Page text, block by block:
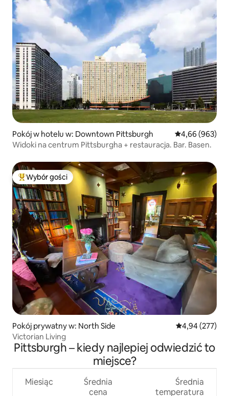
Pokój w hotelu w: Downtown Pittsburgh Średnia
4,66 (963)
Widoki na centrum Pittsburgha + restauracja. Bar. Basen.
Najpopularniejsze z kategorii Wybór gości
Wybór gości
Pokój prywatny w: North Side Średnia
4,94 (277)
Victorian Living
Pittsburgh – kiedy najlepiej odwiedzić to
miejsce?
Miesiąc
Średnia
cena
Średnia
temperatura